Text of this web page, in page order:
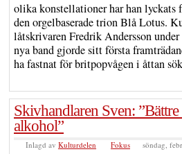
olika konstellationer har han
den orgelbaserade trion Blå Lotus.
låtskrivaren Fredrik Andersson
nya band gjorde sitt första
ha fastnat för britpopvågen i åttan
Skivhandlaren Sven:
alkohol”
Inlagd av Kulturdelen Fokus söndag,